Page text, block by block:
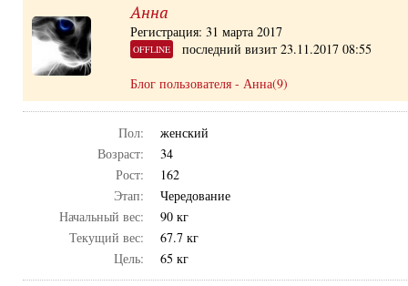
Анна
Регистрация: 31 марта 2017
OFFLINE
последний визит 23.11.2017 08:55
Блог пользователя - Анна(9)
Пол:
женский
Возраст:
34
Рост:
162
Этап:
Чередование
Начальный вес:
90 кг
Текущий вес:
67.7 кг
Цель:
65 кг